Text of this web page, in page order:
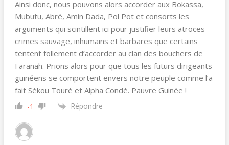
Ainsi donc, nous pouvons alors accorder aux Bokassa,
Mubutu, Abré, Amin Dada, Pol Pot et consorts les
arguments qui scintillent ici pour justifier leurs atroces
crimes sauvage, inhumains et barbares que certains
tentent follement d’accorder au clan des bouchers de
Faranah. Prions alors pour que tous les futurs dirigeants
guinéens se comportent envers notre peuple comme l’a
fait Sékou Touré et Alpha Condé. Pauvre Guinée !
-1 Répondre